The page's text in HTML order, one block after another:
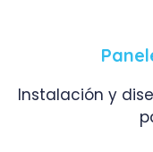
Instalación y